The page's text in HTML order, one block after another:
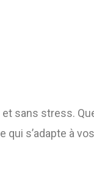
sans stress.
s’adapte à